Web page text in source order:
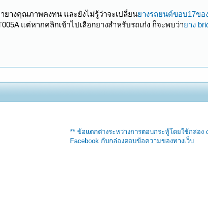
ยางคุณภาพคงทน และยังไม่รู้ว่าจะเปลี่ยนยางรถยนต์ขอบ17ขอ
แต่หากคลิกเข้าไปเลือกยางสำหรับรถเก๋ง ก็จะพบว่ายาง
** ข้อแตกต่างระหว่างการตอบกระทู้โดยใช้กล่อง
Facebook กับกล่องตอบข้อความของทางเว็บ